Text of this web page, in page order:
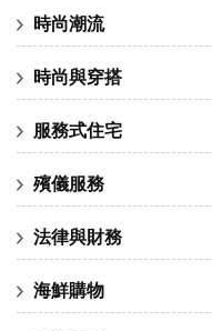
時尚潮流
時尚與穿搭
服務式住宅
殯儀服務
法律與財務
海鮮購物